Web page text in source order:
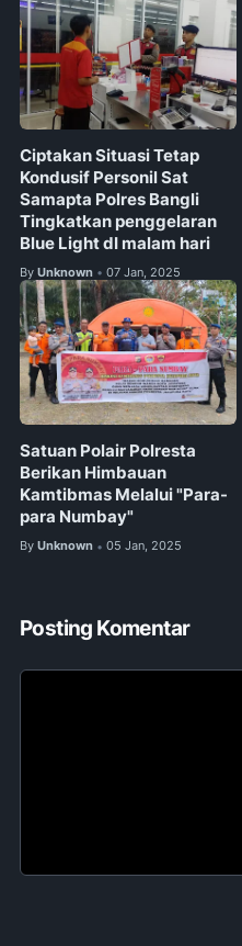
Ciptakan Situasi Tetap
Kondusif Personil Sat
Samapta Polres Bangli
Tingkatkan penggelaran
Blue Light dI malam hari
By Unknown • 07 Jan, 2025
Satuan Polair Polresta
Berikan Himbauan
Kamtibmas Melalui "Para-
para Numbay"
By Unknown • 05 Jan, 2025
Posting Komentar